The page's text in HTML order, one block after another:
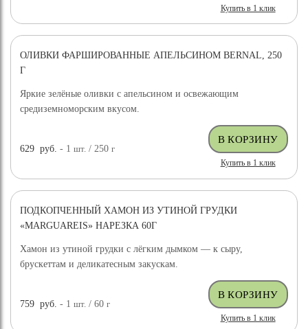
Купить в 1 клик
ОЛИВКИ ФАРШИРОВАННЫЕ АПЕЛЬСИНОМ BERNAL, 250
Г
Яркие зелёные оливки с апельсином и освежающим
средиземноморским вкусом.
629 руб. - 1шт. / 250г
Купить в 1 клик
ПОДКОПЧЕННЫЙ ХАМОН ИЗ УТИНОЙ ГРУДКИ
«MARGUAREIS» НАРЕЗКА 60Г
Хамон из утиной грудки с лёгким дымком — к сыру,
брускеттам и деликатесным закускам.
759 руб. - 1шт. / 60г
Купить в 1 клик